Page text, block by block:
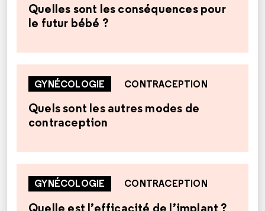
Quelles sont les conséquences pour
le futur bébé ?
GYNÉCOLOGIE CONTRACEPTION
Quels sont les autres modes de
contraception
GYNÉCOLOGIE CONTRACEPTION
Quelle est l’efficacité de l’implant ?